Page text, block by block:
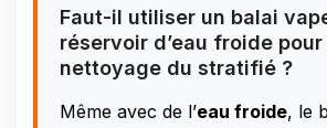
Faut-il utiliser un balai
réservoir d’eau froide pour
nettoyage du stratifié ?
Même avec de l’eau froide, le